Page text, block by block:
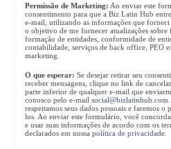
Permissão de Marketing: Ao enviar este
consentimento para que a Biz Latin Hub
e-mail, utilizando as informações que
o objetivo de me fornecer atualizações sobre
formação de entidades, conformidade de
contabilidade, serviços de back office, PEO
marketing.
O que esperar: Se desejar retirar seu
receber mensagens, clique no link de
parte inferior de qualquer e-mail que
conosco pelo e-mail social@bizlatinhub.com
respeitamos seus dados pessoais e faremos o
los. Ao enviar este formulário, você
e usar suas informações de acordo com os
declarados em nossa política de privacidade